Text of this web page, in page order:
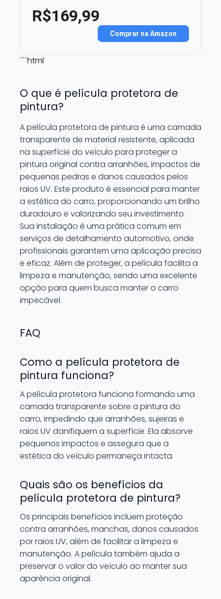
R$169,99
Comprar na Amazon
```html
O que é película protetora de
pintura?
A película protetora de pintura é uma camada
transparente de material resistente, aplicada
na superfície do veículo para proteger a
pintura original contra arranhões, impactos de
pequenas pedras e danos causados pelos
raios UV. Este produto é essencial para manter
a estética do carro, proporcionando um brilho
duradouro e valorizando seu investimento.
Sua instalação é uma prática comum em
serviços de detalhamento automotivo, onde
profissionais garantem uma aplicação precisa
e eficaz. Além de proteger, a película facilita a
limpeza e manutenção, sendo uma excelente
opção para quem busca manter o carro
impecável.
FAQ
Como a película protetora de
pintura funciona?
A película protetora funciona formando uma
camada transparente sobre a pintura do
carro, impedindo que arranhões, sujeiras e
raios UV danifiquem a superfície. Ela absorve
pequenos impactos e assegura que a
estética do veículo permaneça intacta.
Quais são os benefícios da
película protetora de pintura?
Os principais benefícios incluem proteção
contra arranhões, manchas, danos causados
por raios UV, além de facilitar a limpeza e
manutenção. A película também ajuda a
preservar o valor do veículo ao manter sua
aparência original.